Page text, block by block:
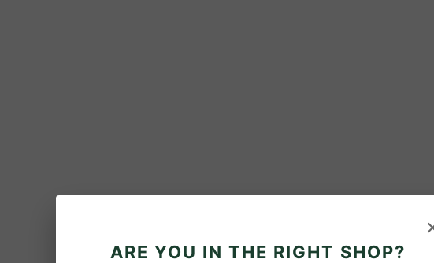
ARE YOU IN THE RIGHT SHOP?